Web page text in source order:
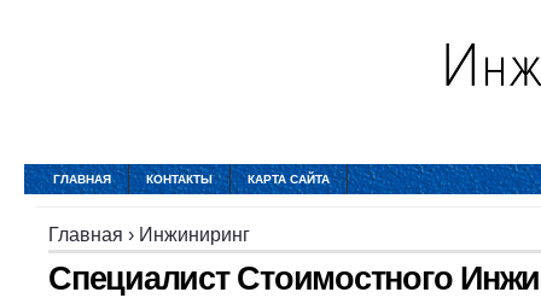
ГЛАВНАЯ КОНТАКТЫ КАРТА САЙТА
Главная › Инжиниринг
Специалист Стоимостного